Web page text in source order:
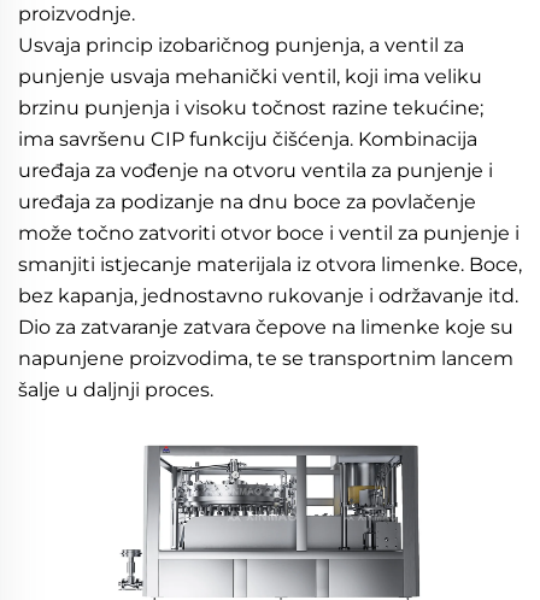
proizvodnje.
Usvaja princip izobaričnog punjenja, a ventil za
punjenje usvaja mehanički ventil, koji ima veliku
brzinu punjenja i visoku točnost razine tekućine;
ima savršenu CIP funkciju čišćenja. Kombinacija
uređaja za vođenje na otvoru ventila za punjenje i
uređaja za podizanje na dnu boce za povlačenje
može točno zatvoriti otvor boce i ventil za punjenje i
smanjiti istjecanje materijala iz otvora limenke. Boce,
Dio za zatvaranje zatvara čepove na limenke koje su
napunjene proizvodima, te se transportnim lancem
šalje u daljnji proces.